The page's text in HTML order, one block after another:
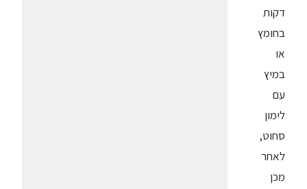
דקות
בחומץ
או
במיץ
עם
לימון
סחוט,
לאחר
מכן